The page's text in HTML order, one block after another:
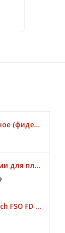
Удилище фидерное (фидер) ZEMEX (Земекс) IRON FLAT METHOD FEEDER 13" до 140,0 гр
Модуль с ящиками для платформ Preston ONBOX
Катушка Ultimatch FSO FD 835 8 подшипников 5,1:1 Browning